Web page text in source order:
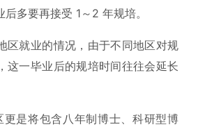
多要再接受 1～2 年规培。
区就业的情况，由于不同地区对规
这一毕业后的规培时间往往会延长
是将包含八年制博士、科研型博